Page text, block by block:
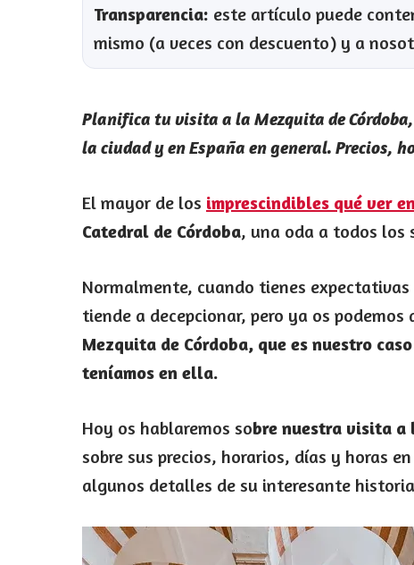
Transparencia: este artículo puede
mismo (a veces con descuento) y a
Planifica tu visita a la Mezquita de
la ciudad y en España en general. Precios,
El mayor de los imprescindibles qué ver
Catedral de Córdoba, una oda a todos los
Normalmente, cuando tienes
tiende a decepcionar, pero ya os
Mezquita de Córdoba, que es nuestro
teníamos en ella.
Hoy os hablaremos sobre nuestra visita a
sobre sus precios, horarios, días y horas
algunos detalles de su interesante